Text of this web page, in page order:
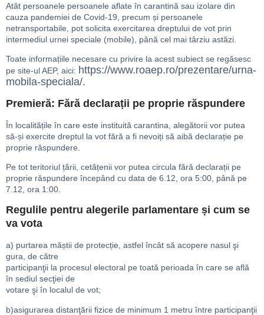
Atât persoanele persoanele aflate în carantină sau izolare din
cauza pandemiei de Covid-19, precum și persoanele
netransportabile, pot solicita exercitarea dreptului de vot prin
intermediul urnei speciale (mobile), până cel mai târziu astăzi.
Toate informațiile necesare cu privire la acest subiect se regăsesc
pe site-ul AEP, aici: https://www.roaep.ro/prezentare/urna-
mobila-speciala/.
Premieră: Fără declarații pe proprie răspundere
În localitățile în care este instituită carantina, alegătorii vor putea
să-și exercite dreptul la vot fără a fi nevoiți să aibă declarație pe
proprie răspundere.
Pe tot teritoriul țării, cetățenii vor putea circula fără declarații pe
proprie răspundere începând cu data de 6.12, ora 5:00, până pe
7.12, ora 1:00.
Regulile pentru alegerile parlamentare și cum se
va vota
a) purtarea măștii de protecție, astfel încât să acopere nasul şi
gura, de către
participanţii la procesul electoral pe toată perioada în care se află
în sediul secţiei de
votare şi în localul de vot;
b)asigurarea distanţării fizice de minimum 1 metru între participanţii